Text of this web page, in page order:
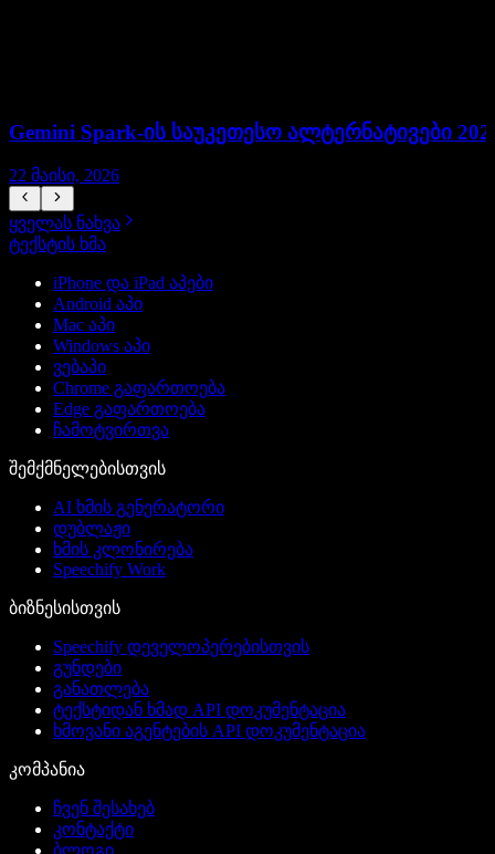
Gemini Spark-ის საუკეთესო ალტერნატივები
22 მაისი, 2026
ყველას ნახვა
ტექსტის ხმა
iPhone და iPad აპები
Android აპი
Mac აპი
Windows აპი
ვებაპი
Chrome გაფართოება
Edge გაფართოება
ჩამოტვირთვა
შემქმნელებისთვის
AI ხმის გენერატორი
დუბლაჟი
ხმის კლონირება
Speechify Work
ბიზნესისთვის
Speechify დეველოპერებისთვის
გუნდები
განათლება
ტექსტიდან ხმად API დოკუმენტაცია
ხმოვანი აგენტების API დოკუმენტაცია
კომპანია
ჩვენ შესახებ
კონტაქტი
ბლოგი